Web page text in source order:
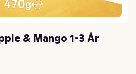
& Mango 1-3 År